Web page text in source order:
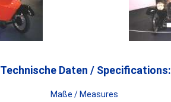
Technische Daten / Specifications:
Maße / Measures